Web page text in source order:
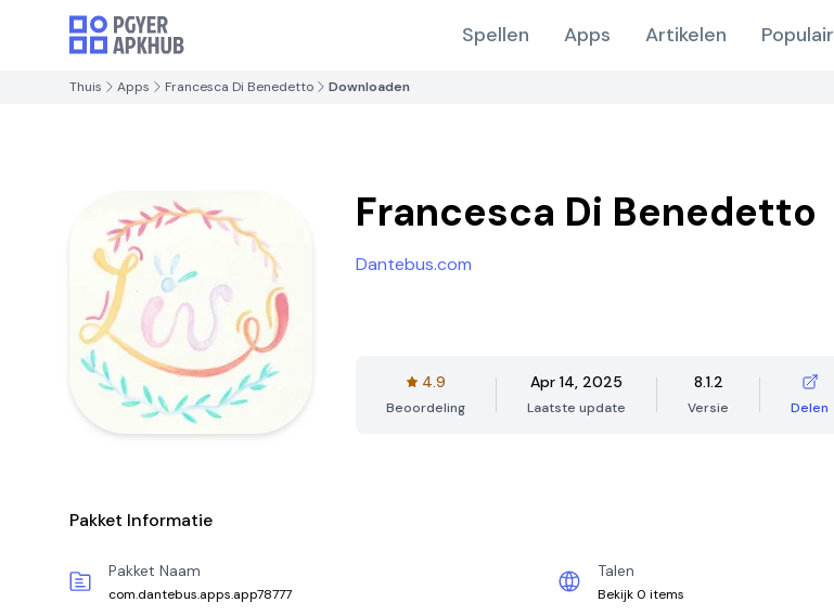
Spellen Apps Artikelen Populair
Thuis Apps Francesca Di Benedetto Downloaden
Francesca Di Benedetto
Dantebus.com
4.9
Beoordeling
Apr 14, 2025
Laatste update
8.1.2
Versie Delen
Pakket Informatie
Pakket Naam
com.dantebus.apps.app78777
Talen
Bekijk 0 items